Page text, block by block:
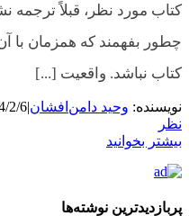
کتاب مورد نظر، قبلاً ترجمه
چطور بفهمند که همزمان با
کتاب نباشد. واقعیت [...]
نویسنده: وحید دامن‌افشان|
13:32:00
نظر
بیشتر بخوانید
پربازدیدترین نوشته‌ها